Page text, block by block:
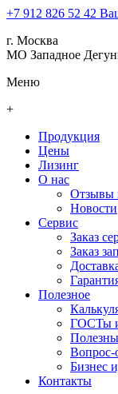
+7 912 826 52 42
г. Москва
МО Западное
Меню
+
Продукция
Цены
Лизинг
О нас
Отзывы
Новости
Сервис
Заказ
Заказ
Полезное
ГОСТы и
Вопрос-
Бизнес
Контакты